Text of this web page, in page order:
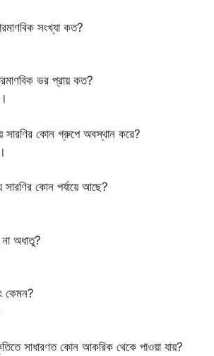
সংখ্যা কত?
ভর প্রায় কত?
সারণির কোন গ্রুপে অবস্থান করে?
সারণির কোন পর্যায়ে আছে?
অধাতু?
কেমন?
সাধারণত কোন আকরিক থেকে পাওয়া যায়?